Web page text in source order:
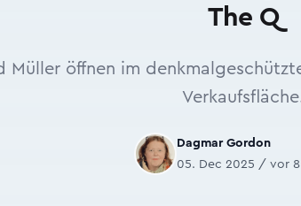
The Q
Müller öffnen im
Dagmar Gordon
05. Dec 2025 / vor 8